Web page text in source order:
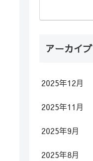
アーカイブ
2025年12月
2025年11月
2025年9月
2025年8月